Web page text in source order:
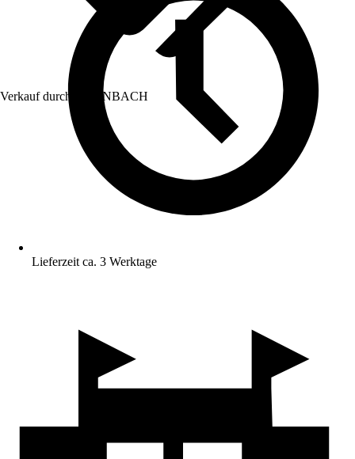
Verkauf durch: HORNBACH
Lieferzeit ca. 3 Werktage